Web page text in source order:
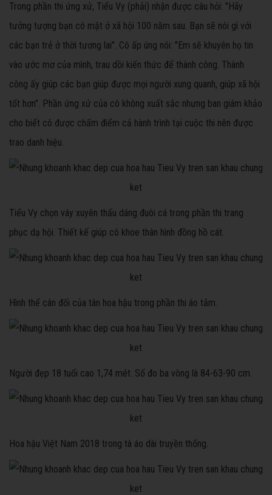
Trong phần thi ứng xử, Tiểu Vy (phải) nhận được câu hỏi: "Hãy
tưởng tượng bạn có mặt ở xã hội 100 năm sau. Bạn sẽ nói gì với
các bạn trẻ ở thời tương lai". Cô ấp úng nói: "Em sẽ khuyên họ tin
vào ước mơ của mình, trau dồi kiến thức để thành công. Thành
công ấy giúp các bạn giúp được mọi người xung quanh, giúp xã hội
tốt hơn". Phần ứng xử của cô không xuất sắc nhưng ban giám khảo
cho biết cô được chấm điểm cả hành trình tại cuộc thi nên được
trao danh hiệu.
Tiểu Vy chọn váy xuyên thấu dáng đuôi cá trong phần thi trang
phục dạ hội. Thiết kế giúp cô khoe thân hình đồng hồ cát.
Hình thể cân đối của tân hoa hậu trong phần thi áo tắm.
Người đẹp 18 tuổi cao 1,74 mét. Số đo ba vòng là 84-63-90 cm.
Hoa hậu Việt Nam 2018 trong tà áo dài truyền thống.